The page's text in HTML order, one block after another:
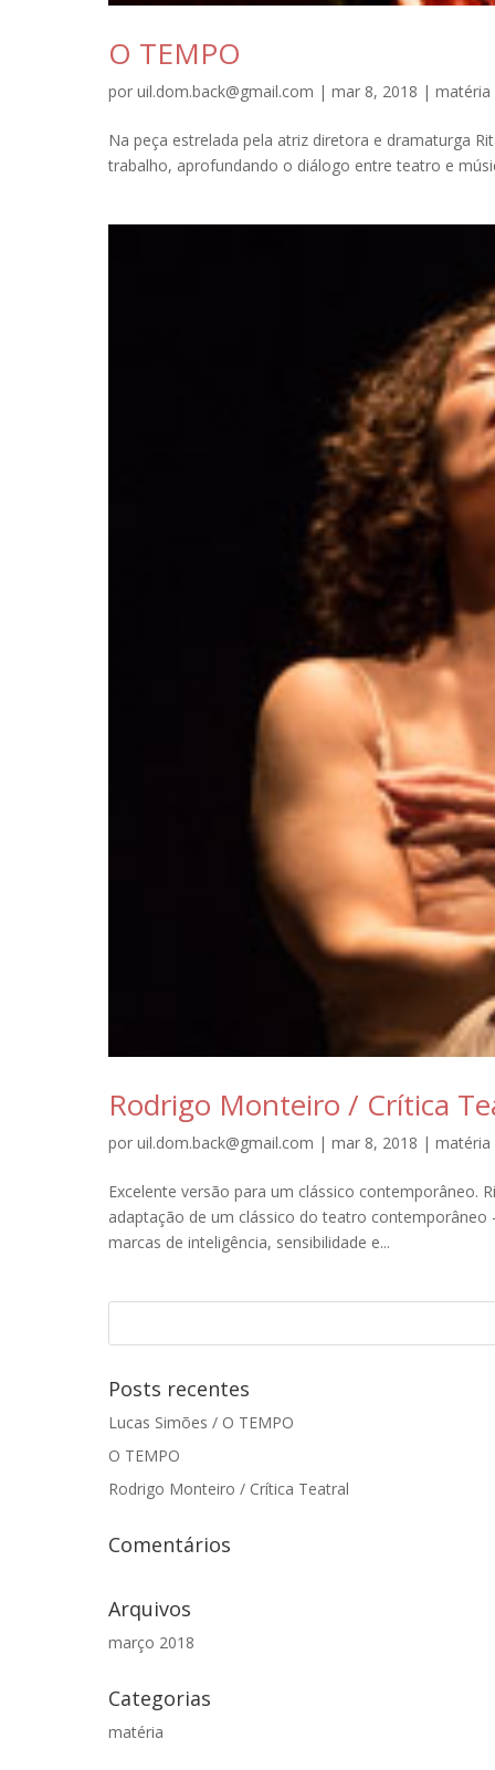
O TEMPO
por uil.dom.back@gmail.com | mar 8, 2018 | matéria
Na peça estrelada pela atriz diretora e dramaturga
trabalho, aprofundando o diálogo entre teatro e
Rodrigo Monteiro / Crítica
por uil.dom.back@gmail.com | mar 8, 2018 | matéria
Excelente versão para um clássico contemporâneo.
adaptação de um clássico do teatro contemporâneo
marcas de inteligência, sensibilidade e...
Posts recentes
Lucas Simões / O TEMPO
O TEMPO
Rodrigo Monteiro / Crítica Teatral
Comentários
Arquivos
março 2018
Categorias
matéria